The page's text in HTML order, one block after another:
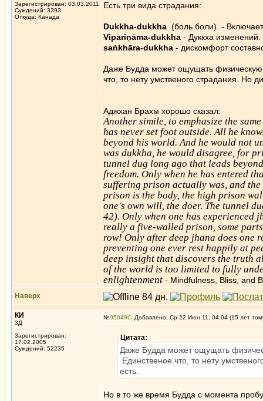
Зарегистрирован: 03.03.2011
Суждений: 3393
Откуда: Канада
Есть три вида страдания:
Dukkha-dukkha (боль боли). -
Vipariṇāma-dukkha - Дуккха изменений.
saṅkhāra-dukkha - дискомфорт
Даже Будда может ощущать
что, то нету умственого страдания. Но
Аджхан Брахм хорошо сказал:
Another simile, to emphasize the
has never set foot outside. All he
beyond his world. And he would not
was dukkha, he would disagree, for
tunnel dug long ago that leads
freedom. Only when he has entered
suffering prison actually was, and
prison is the body, the high prison
one's own will, the doer. The tunnel
42). Only when one has experienced
really a five-walled prison, some
row! Only after deep jhana does one
preventing one ever rest happily at
deep insight that discovers the truth
of the world is too limited to fully
enlightenment - Mindfulness, Bliss, and
Наверх
КИ
3Д
Зарегистрирован:
17.02.2005
Суждений: 52235
№95049 Добавлено: Ср 22 Июн 11, 04:04 (15 лет
Цитата:
Даже Будда может ощущать
Единственое что, то нету
есть.
Но в то же время Будда с момента